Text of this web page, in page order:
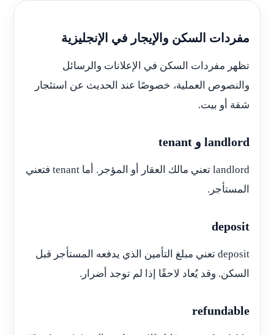
مفردات السكن والإيجار في الإنجليزية
تظهر مفردات السكن في الإعلانات والرسائل
والنصوص العملية، خصوصًا عند الحديث عن استئجار
شقة أو بيت.
landlord و tenant
landlord تعني مالك العقار أو المؤجر. أما tenant فتعني
المستأجر.
deposit
deposit تعني مبلغ التأمين الذي يدفعه المستأجر قبل
السكن. وقد يُعاد لاحقًا إذا لم توجد أضرار.
refundable